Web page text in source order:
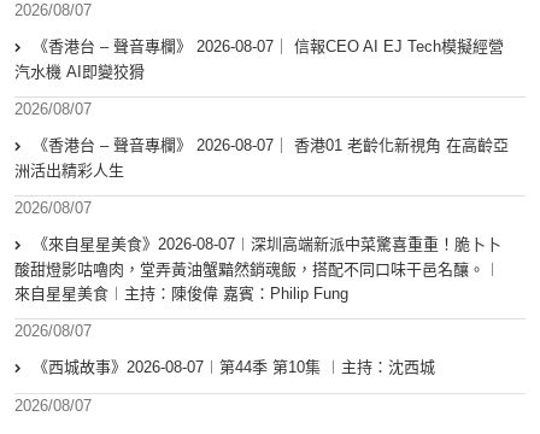
2026/08/07
《香港台 – 聲音專欄》 2026-08-07｜ 信報CEO AI EJ Tech模擬經營
汽水機 AI即變狡猾
2026/08/07
《香港台 – 聲音專欄》 2026-08-07｜ 香港01 老齡化新視角 在高齡亞
洲活出精彩人生
2026/08/07
《來自星星美食》2026-08-07︱深圳高端新派中菜驚喜重重！脆卜卜
酸甜燈影咕嚕肉，堂弄黃油蟹黯然銷魂飯，搭配不同口味干邑名釀。︱
來自星星美食︱主持：陳俊偉 嘉賓：Philip Fung
2026/08/07
《西城故事》2026-08-07︱第44季 第10集 ︱主持：沈西城
2026/08/07